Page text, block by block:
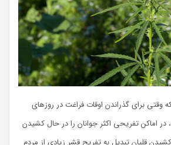
وقتی برای گذراندن اوقات فراغت در روزهای
در اماکن تفریحی اکثر جوانان را در حال کشیدن